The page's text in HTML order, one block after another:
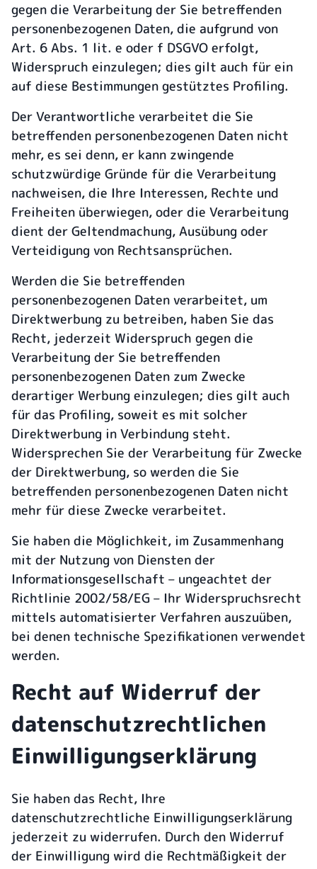
gegen die Verarbeitung der Sie betreffenden
personenbezogenen Daten, die aufgrund von
Art. 6 Abs. 1 lit. e oder f DSGVO erfolgt,
Widerspruch einzulegen; dies gilt auch für ein
auf diese Bestimmungen gestütztes Profiling.
Der Verantwortliche verarbeitet die Sie
betreffenden personenbezogenen Daten nicht
mehr, es sei denn, er kann zwingende
schutzwürdige Gründe für die Verarbeitung
nachweisen, die Ihre Interessen, Rechte und
Freiheiten überwiegen, oder die Verarbeitung
dient der Geltendmachung, Ausübung oder
Verteidigung von Rechtsansprüchen.
Werden die Sie betreffenden
personenbezogenen Daten verarbeitet, um
Direktwerbung zu betreiben, haben Sie das
Recht, jederzeit Widerspruch gegen die
Verarbeitung der Sie betreffenden
personenbezogenen Daten zum Zwecke
derartiger Werbung einzulegen; dies gilt auch
für das Profiling, soweit es mit solcher
Direktwerbung in Verbindung steht.
Widersprechen Sie der Verarbeitung für Zwecke
der Direktwerbung, so werden die Sie
betreffenden personenbezogenen Daten nicht
mehr für diese Zwecke verarbeitet.
Sie haben die Möglichkeit, im Zusammenhang
mit der Nutzung von Diensten der
Informationsgesellschaft – ungeachtet der
Richtlinie 2002/58/EG – Ihr Widerspruchsrecht
mittels automatisierter Verfahren auszuüben,
bei denen technische Spezifikationen verwendet
werden.
Recht auf Widerruf der
datenschutzrechtlichen
Einwilligungserklärung
Sie haben das Recht, Ihre
datenschutzrechtliche Einwilligungserklärung
jederzeit zu widerrufen. Durch den Widerruf
der Einwilligung wird die Rechtmäßigkeit der